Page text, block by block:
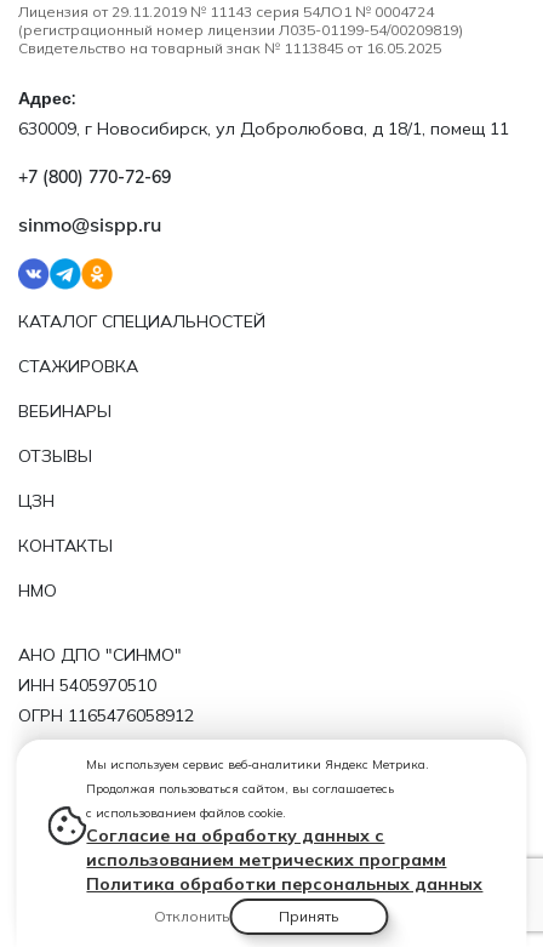
Мы используем сервис веб-аналитики Яндекс Метрика.
Продолжая пользоваться сайтом, вы соглашаетесь
с использованием файлов cookie.
Согласие на обработку данных с
использованием метрических программ
Политика обработки персональных данных
Принять
Отклонить
Лицензия от 29.11.2019 № 11143 серия 54ЛО1 № 0004724
(регистрационный номер лицензии Л035-01199-54/00209819)
Свидетельство на товарный знак № 1113845 от 16.05.2025
Адрес:
630009, г Новосибирск, ул Добролюбова, д 18/1, помещ 11
+7 (800) 770‑72‑69
sinmo@sispp.ru
КАТАЛОГ СПЕЦИАЛЬНОСТЕЙ
СТАЖИРОВКА
ВЕБИНАРЫ
ОТЗЫВЫ
ЦЗН
КОНТАКТЫ
НМО
АНО ДПО "СИНМО"
ИНН 5405970510
ОГРН 1165476058912
Политика обработки персональных данных
Лицензия от 29.11.2019 № 11143 серия 54ЛО1 № 0004724
(регистрационный номер лицензии Л035-01199-
54/00209819)